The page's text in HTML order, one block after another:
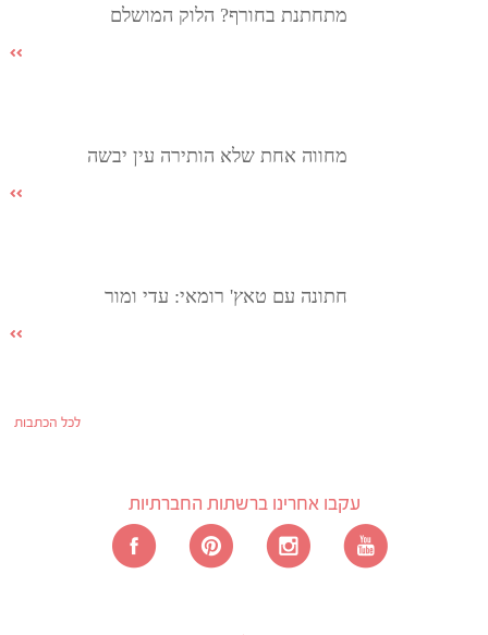
מתחתנת בחורף? הלוק המושלם
מחווה אחת שלא הותירה עין יבשה
חתונה עם טאץ' רומאי: עדי ומור
לכל הכתבות
עקבו אחרינו ברשתות החברתיות